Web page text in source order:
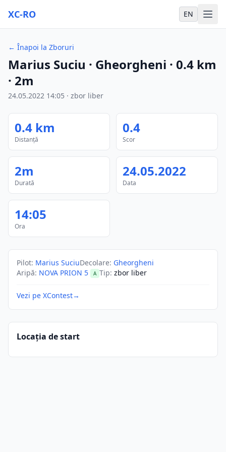
XC-RO EN
← Înapoi la Zboruri
Marius Suciu · Gheorgheni · 0.4 km
· 2m
24.05.2022 14:05 · zbor liber
0.4 km
Distanță
0.4
Scor
2m
Durată
24.05.2022
Data
14:05
Ora
Pilot: Marius SuciuDecolare: Gheorgheni
Aripă: NOVA PRION 5 A Tip: zbor liber
Vezi pe XContest→
Locația de start